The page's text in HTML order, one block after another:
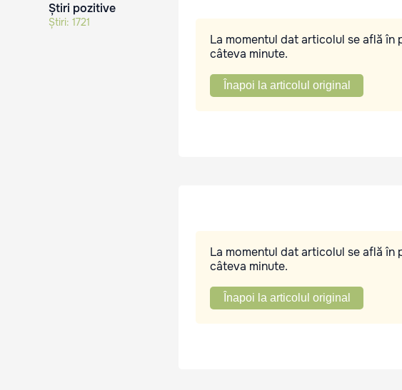
Știri pozitive
Știri: 1721
La momentul dat articolul se află în
câteva minute.
Înapoi la articolul original
La momentul dat articolul se află în
câteva minute.
Înapoi la articolul original